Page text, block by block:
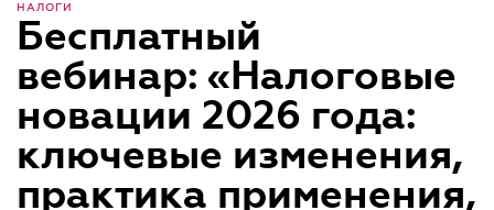
НАЛОГИ
Бесплатный
вебинар: «Налоговые
новации 2026 года:
ключевые изменения,
практика применения,